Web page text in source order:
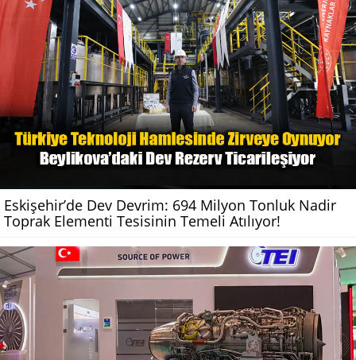
Eskişehir’de Dev Devrim: 694 Milyon Tonluk Nadir
Toprak Elementi Tesisinin Temeli Atılıyor!